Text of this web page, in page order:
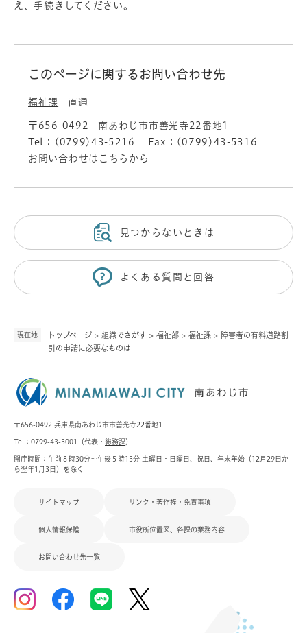
現在地 トップページ > 組織でさがす > 福祉部 > 福祉課 >
障害者の有料道路割
引の申請に必要なものは
え、手続きしてください。
このページに関するお問い合わせ先
福祉課 直通
〒656-0492
南あわじ市市善光寺22番地1
Tel：(0799)43-5216
Fax：(0799)43-5316
お問い合わせはこちらから
見つからないときは
よくある質問と回答
〒656-0492 兵庫県南あわじ市市善光寺22番地1
Tel：0799-43-5001（代表・ 総務課）
開庁時間：午前８時30分～午後５時15分 土曜日・日曜日、祝日、年末年始（12月29日か
ら翌年1月3日）を除く
サイトマップ リンク・著作権・免責事項
個人情報保護 市役所位置図、各課の業務内容
お問い合わせ先一覧